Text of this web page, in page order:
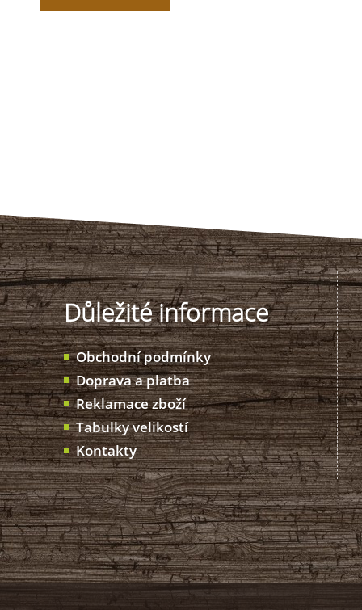
Důležité informace
Obchodní podmínky
Doprava a platba
Reklamace zboží
Tabulky velikostí
Kontakty